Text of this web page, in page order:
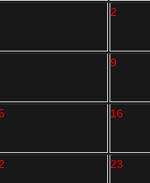
2
9
16
23